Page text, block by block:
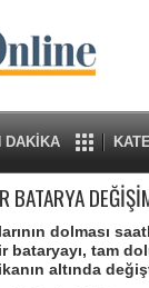
DAKİKA
BATARYA
dolması
bataryayı, tam
altında